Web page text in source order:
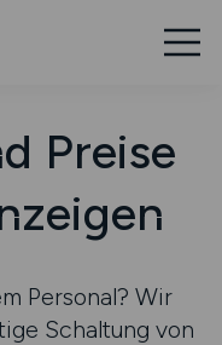
Preise
Personal? Wir
Schaltung von